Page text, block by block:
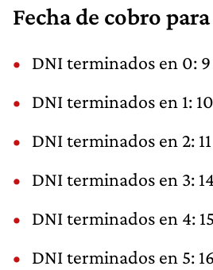
Fecha de cobro
DNI terminados en 0:
DNI terminados en 1:
DNI terminados en 2:
DNI terminados en 3:
DNI terminados en 4:
DNI terminados en 5: